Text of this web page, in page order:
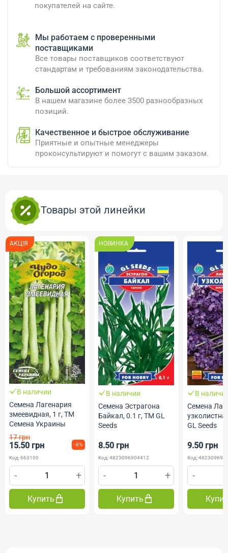
покупателей на сайте.
Мы работаем с проверенными
поставщиками
Все товары поставщиков соответствуют
стандартам и требованиям законодательства.
Большой ассортимент
В нашем магазине более 3500 разнообразных
позиций.
Качественное и быстрое обслуживание
Приятные и опытные менеджеры
проконсультируют и помогут с вашим заказом.
Товары этой линейки
АКЦІЯ
В наличии
Семена Лагенария
змеевидная, 1 г, ТМ
Семена Украины
17 грн
15.50 грн -8%
Код: 663100
- +
Купить
НОВИНКА
В наличии
Семена Эстрагона
Байкал, 0.1 г, ТМ GL
Seeds
8.50 грн
Код: 4823096904412
- +
Купить
В
Семена
GL Seeds
9.50 грн
Код:
-